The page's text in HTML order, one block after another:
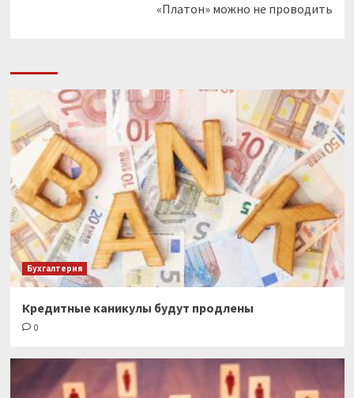
«Платон» можно не проводить
Бухгалтерия
Кредитные каникулы будут продлены
0